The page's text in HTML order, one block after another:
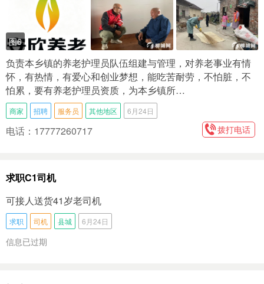
图6
负责本乡镇的养老护理员队伍组建与管理，对养老事业有情
怀，有热情，有爱心和创业梦想，能吃苦耐劳，不怕脏，不
怕累，要有养老护理员资质，为本乡镇所…
商家 招聘 服务员 其他地区 6月24日
电话：17777260717 拨打电话
求职C1司机
可接人送货41岁老司机
求职 司机 县城 6月24日
信息已过期